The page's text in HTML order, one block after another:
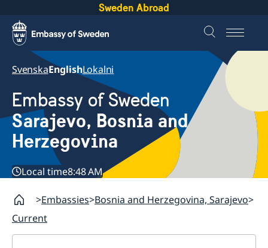
Sweden Abroad
SvenskaEnglishLokalni
Embassy of Sweden
Sarajevo, Bosnia and
Herzegovina
Local time8:48 AM
Embassies Bosnia and Herzegovina, Sarajevo
Current